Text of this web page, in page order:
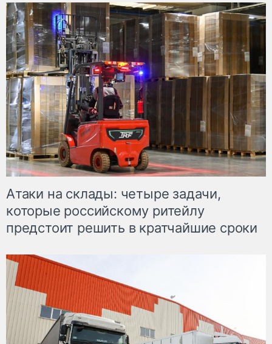
Атаки на склады: четыре задачи,
которые российскому ритейлу
предстоит решить в кратчайшие сроки